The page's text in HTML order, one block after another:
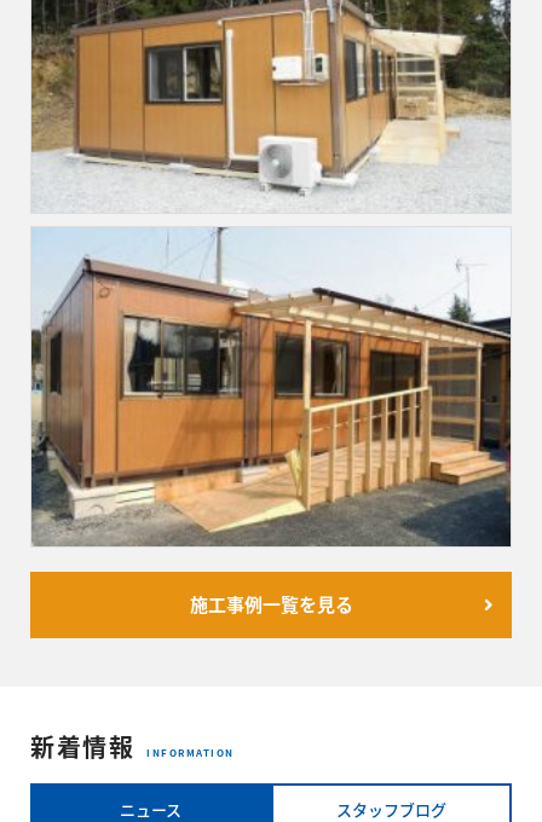
施工事例一覧を見る
新着情報 INFORMATION
ニュース スタッフブログ